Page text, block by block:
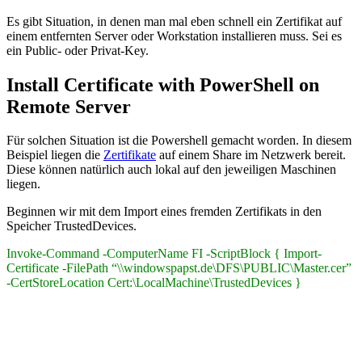
Es gibt Situation, in denen man mal eben schnell ein Zertifikat auf
einem entfernten Server oder Workstation installieren muss. Sei es
ein Public- oder Privat-Key.
Install Certificate with PowerShell on
Remote Server
Für solchen Situation ist die Powershell gemacht worden. In diesem
Beispiel liegen die Zertifikate auf einem Share im Netzwerk bereit.
Diese können natürlich auch lokal auf den jeweiligen Maschinen
liegen.
Beginnen wir mit dem Import eines fremden Zertifikats in den
Speicher TrustedDevices.
Invoke-Command -ComputerName FI -ScriptBlock { Import-
Certificate -FilePath “\\windowspapst.de\DFS\PUBLIC\Master.cer”
-CertStoreLocation Cert:\LocalMachine\TrustedDevices }